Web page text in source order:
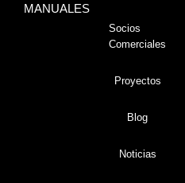
MANUALES
Socios
Comerciales
Proyectos
Blog
Noticias